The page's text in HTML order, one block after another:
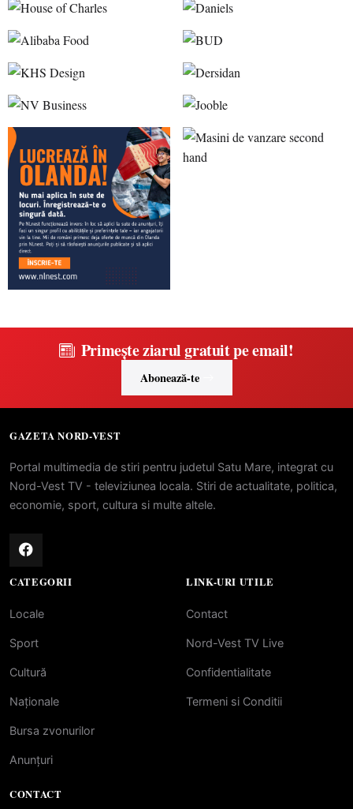
Primește ziarul gratuit pe email!
Abonează-te
GAZETA NORD-VEST
Portal multimedia de stiri pentru judetul Satu Mare, integrat cu
Nord-Vest TV - televiziunea locala. Stiri de actualitate, politica,
economie, sport, cultura si multe altele.
CATEGORII
Locale
Sport
Cultură
Naționale
Bursa zvonurilor
Anunțuri
LINK-URI UTILE
Contact
Nord-Vest TV Live
Confidentialitate
Termeni si Conditii
CONTACT